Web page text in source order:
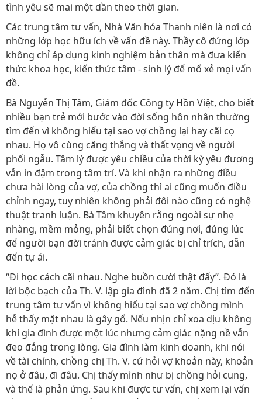
tình yêu sẽ mai một dần theo thời gian.
Các trung tâm tư vấn, Nhà Văn hóa Thanh niên là nơi có
những lớp học hữu ích về vấn đề này. Thầy cô đứng lớp
không chỉ áp dụng kinh nghiệm bản thân mà đưa kiến
thức khoa học, kiến thức tâm - sinh lý để mổ xẻ mọi vấn
đề.
Bà Nguyễn Thị Tâm, Giám đốc Công ty Hồn Việt, cho biết
nhiều bạn trẻ mới bước vào đời sống hôn nhân thường
tìm đến vì không hiểu tại sao vợ chồng lại hay cãi cọ
nhau. Họ vô cùng căng thẳng và thất vọng về người
phối ngẫu. Tâm lý được yêu chiều của thời kỳ yêu đương
vẫn in đậm trong tâm trí. Và khi nhận ra những điều
chưa hài lòng của vợ, của chồng thì ai cũng muốn điều
chỉnh ngay, tuy nhiên không phải đôi nào cũng có nghệ
thuật tranh luận. Bà Tâm khuyên rằng ngoài sự nhẹ
nhàng, mềm mỏng, phải biết chọn đúng nơi, đúng lúc
để người bạn đời tránh được cảm giác bị chỉ trích, dẫn
đến tự ái.
“Đi học cách cãi nhau. Nghe buồn cười thật đấy”. Đó là
lời bộc bạch của Th. V. lập gia đình đã 2 năm. Chị tìm đến
trung tâm tư vấn vì không hiểu tại sao vợ chồng mình
hễ thấy mặt nhau là gây gổ. Nếu nhịn chỉ xoa dịu không
khí gia đình được một lúc nhưng cảm giác nặng nề vẫn
đeo đẳng trong lòng. Gia đình làm kinh doanh, khi nói
về tài chính, chồng chị Th. V. cứ hỏi vợ khoản này, khoản
nọ ở đâu, đi đâu. Chị thấy mình như bị chồng hỏi cung,
và thế là phản ứng. Sau khi được tư vấn, chị xem lại vấn